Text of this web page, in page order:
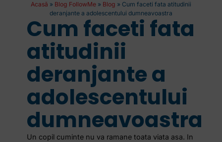
Acasă » Blog FollowMe» Blog » Cum faceti fata atitudinii
deranjante a adolescentului dumneavoastra
Cum faceti fata
atitudinii
deranjante a
adolescentului
dumneavoastra
Un copil cuminte nu va ramane toata viata asa. In